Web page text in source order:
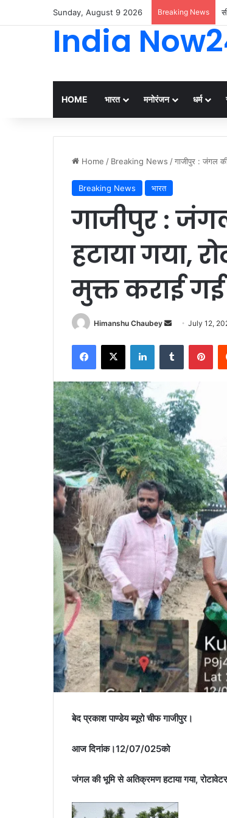
Sunday, August 9 2026 Breaking News
India
HOME भारत मनोरंजन धर्म
Home / Breaking News /गाजीपुर : जंगल
Breaking News भारत
गाजीपुर :
हटाया गया,
मुक्त कराई
Himanshu Chaubey July 12,
बेद प्रकाश पाण्डेय ब्यूरो चीफ गाजीपुर।
आज दिनांक।12/07/025को
जंगल की भूमि से अतिक्रमण हटाया गया,